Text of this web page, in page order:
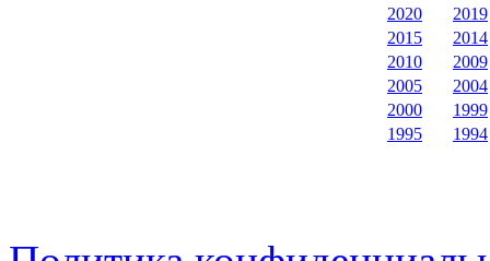
2020
2019
2015
2014
2010
2009
2005
2004
2000
1999
1995
1994